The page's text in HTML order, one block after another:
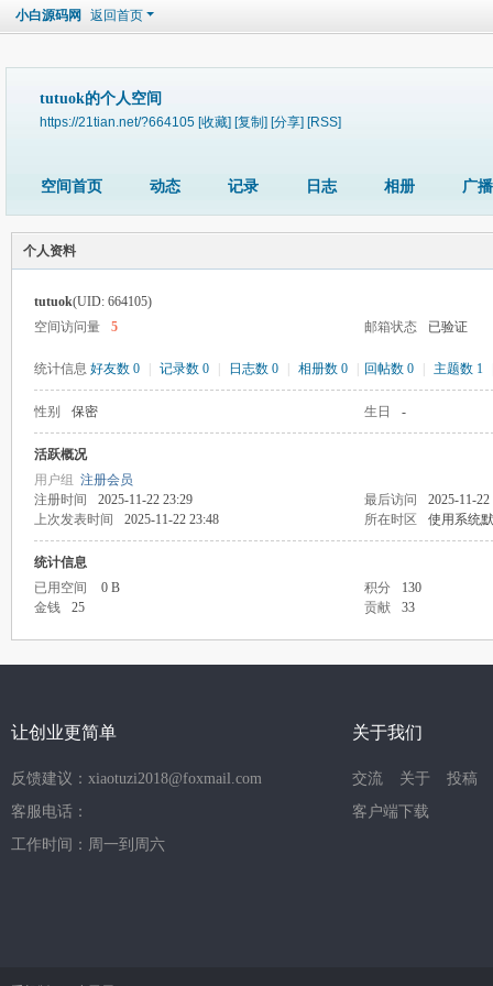
小白源码网 返回首页
tutuok的个人空间
https://21tian.net/?664105 [收藏] [复制] [分享] [RSS]
空间首页 动态 记录 日志 相册 广播
个人资料
tutuok(UID: 664105)
空间访问量
5 邮箱状态 已验证
统计信息 好友数 0 记录数 0 日志数 0 相册数 0 回帖数 0 主题数 1
性别 保密 生日 -
活跃概况
用户组 注册会员
注册时间
2025-11-22 23:29 最后访问
2025-11-22
上次发表时间
2025-11-22 23:48 所在时区 使用系统
统计信息
已用空间
0 B 积分
130
金钱
25 贡献 33
让创业更简单
反馈建议：xiaotuzi2018@foxmail.com
客服电话：
工作时间：周一到周六
关于我们
交流 关于
投稿
客户端下载